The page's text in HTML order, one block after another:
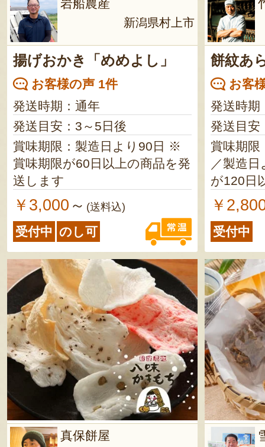
岩船農産
新潟県村上市
揚げおかき「めめよし」
お客様の声 1件
発送時期：通年
発送目安：3～5日後
賞味期限：製造日より90日 ※
賞味期限が60日以上の商品を発
送します
￥3,000 ～ (送料込)
受付中 のし可
餅紋あ
お客
発送時期
発送目安
賞味期限
／製造
が120日
ます こざかな君、えびかきも
ち／製
限が100
します
￥
受付中
真保餅屋